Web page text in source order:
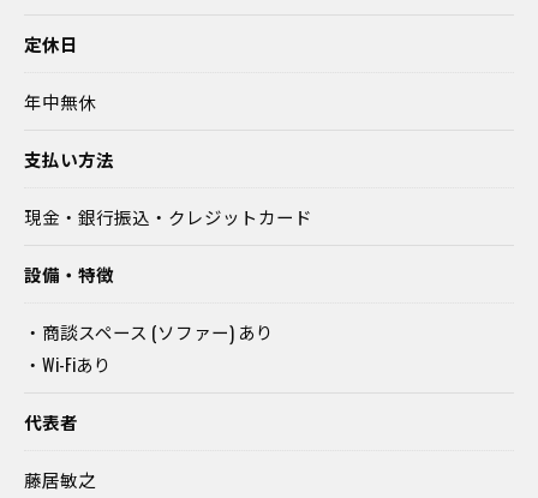
定休日
年中無休
支払い方法
現金・銀行振込・クレジットカード
設備・特徴
・商談スペース (ソファー) あり
・Wi-Fiあり
代表者
藤居敏之